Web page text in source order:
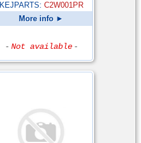
KEJPARTS: C2W001PR
More info ►
- Not available -